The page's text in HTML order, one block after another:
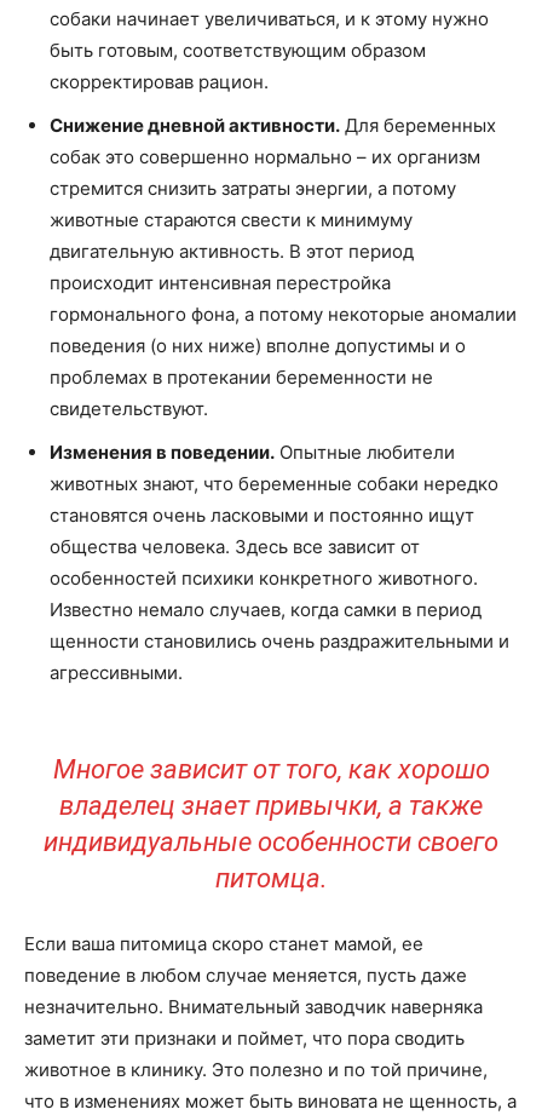
собаки начинает увеличиваться, и к этому нужно
быть готовым, соответствующим образом
скорректировав рацион.
Снижение дневной активности. Для беременных
собак это совершенно нормально – их организм
стремится снизить затраты энергии, а потому
животные стараются свести к минимуму
двигательную активность. В этот период
происходит интенсивная перестройка
гормонального фона, а потому некоторые аномалии
поведения (о них ниже) вполне допустимы и о
проблемах в протекании беременности не
свидетельствуют.
Изменения в поведении. Опытные любители
животных знают, что беременные собаки нередко
становятся очень ласковыми и постоянно ищут
общества человека. Здесь все зависит от
особенностей психики конкретного животного.
Известно немало случаев, когда самки в период
щенности становились очень раздражительными и
агрессивными.
Многое зависит от того, как хорошо
владелец знает привычки, а также
индивидуальные особенности своего
питомца.
Если ваша питомица скоро станет мамой, ее
поведение в любом случае меняется, пусть даже
незначительно. Внимательный заводчик наверняка
заметит эти признаки и поймет, что пора сводить
животное в клинику. Это полезно и по той причине,
что в изменениях может быть виновата не щенность, а